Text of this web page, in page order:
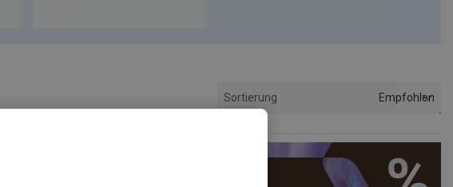
Sortierung Empfohlen